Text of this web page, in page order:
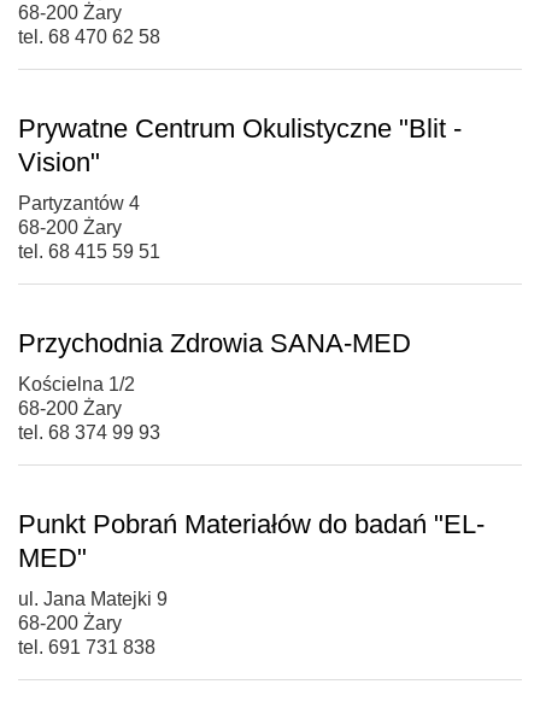
68-200 Żary
tel. 68 470 62 58
Prywatne Centrum Okulistyczne "Blit -
Vision"
Partyzantów 4
68-200 Żary
tel. 68 415 59 51
Przychodnia Zdrowia SANA-MED
Kościelna 1/2
68-200 Żary
tel. 68 374 99 93
Punkt Pobrań Materiałów do badań "EL-
MED"
ul. Jana Matejki 9
68-200 Żary
tel. 691 731 838